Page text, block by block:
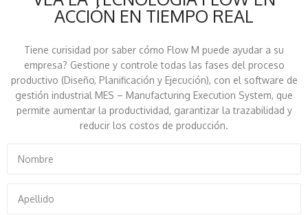
ACCIÓN EN TIEMPO REAL
Tiene curisidad por saber cómo Flow M puede ayudar a su
empresa? Gestione y controle todas las fases del proceso
productivo (Diseño, Planificación y Ejecución), con el software de
gestión industrial MES – Manufacturing Execution System, que
permite aumentar la productividad, garantizar la trazabilidad y
reducir los costos de producción.